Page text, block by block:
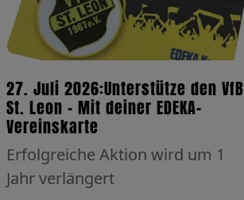
27. Juli 2026:Unterstütze den VfB
St. Leon – Mit deiner EDEKA-
Vereinskarte
Erfolgreiche Aktion wird um 1
Jahr verlängert